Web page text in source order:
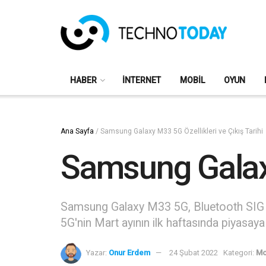
HABER İNTERNET MOBIL OYUN
Ana Sayfa / Samsung Galaxy M33 5G Özellikleri ve Çıkış Tarihi
Samsung
Samsung Galaxy M33 5G, Bluetooth
5G'nin Mart ayının ilk haftasında
Yazar: Onur Erdem 24 Şubat 2022 Kategori: